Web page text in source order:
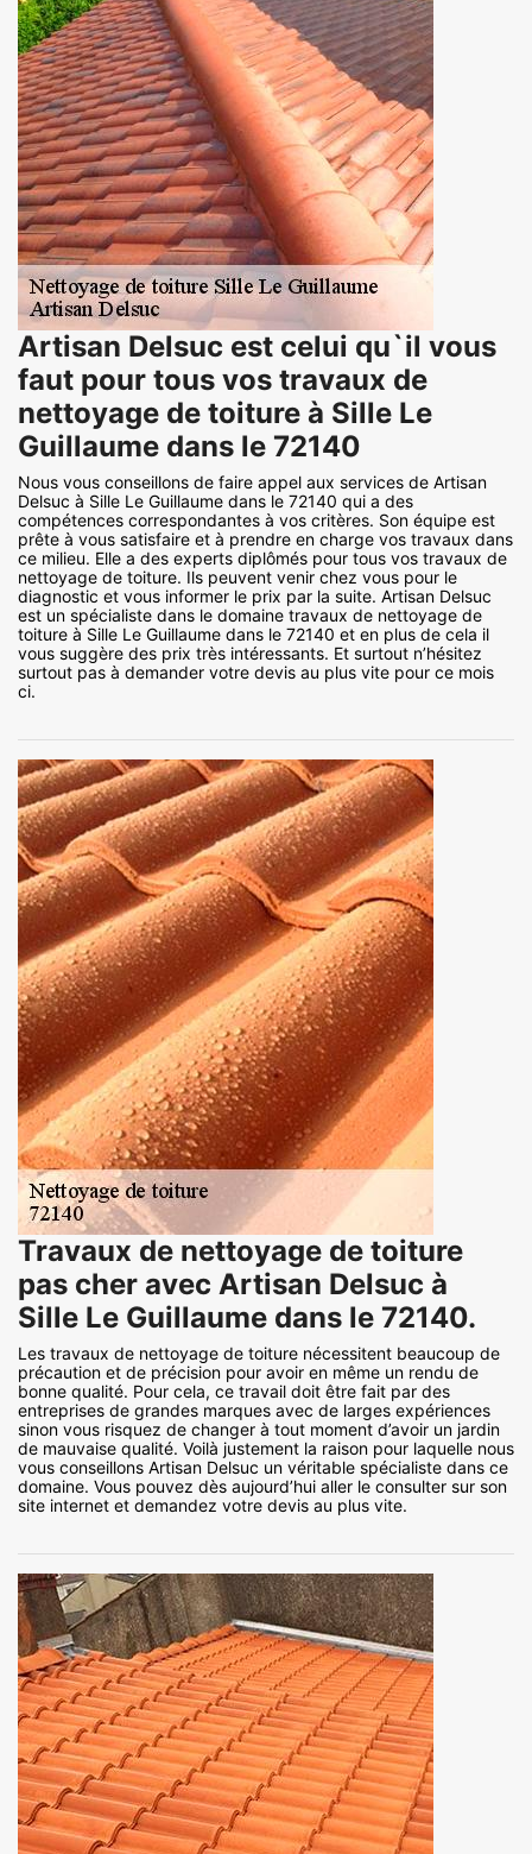
Artisan Delsuc est celui qu`il vous
faut pour tous vos travaux de
nettoyage de toiture à Sille Le
Guillaume dans le 72140
Nous vous conseillons de faire appel aux services de Artisan
Delsuc à Sille Le Guillaume dans le 72140 qui a des
compétences correspondantes à vos critères. Son équipe est
prête à vous satisfaire et à prendre en charge vos travaux dans
ce milieu. Elle a des experts diplômés pour tous vos travaux de
nettoyage de toiture. Ils peuvent venir chez vous pour le
diagnostic et vous informer le prix par la suite. Artisan Delsuc
est un spécialiste dans le domaine travaux de nettoyage de
toiture à Sille Le Guillaume dans le 72140 et en plus de cela il
vous suggère des prix très intéressants. Et surtout n’hésitez
surtout pas à demander votre devis au plus vite pour ce mois
ci.
Travaux de nettoyage de toiture
pas cher avec Artisan Delsuc à
Sille Le Guillaume dans le 72140.
Les travaux de nettoyage de toiture nécessitent beaucoup de
précaution et de précision pour avoir en même un rendu de
bonne qualité. Pour cela, ce travail doit être fait par des
entreprises de grandes marques avec de larges expériences
sinon vous risquez de changer à tout moment d’avoir un jardin
de mauvaise qualité. Voilà justement la raison pour laquelle nous
vous conseillons Artisan Delsuc un véritable spécialiste dans ce
domaine. Vous pouvez dès aujourd’hui aller le consulter sur son
site internet et demandez votre devis au plus vite.